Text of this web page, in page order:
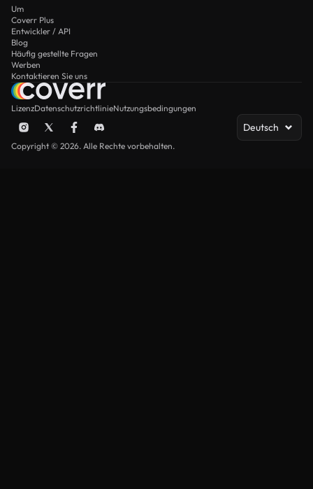
Um
Coverr Plus
Entwickler / API
Blog
Häufig gestellte Fragen
Werben
Kontaktieren Sie uns
LizenzDatenschutzrichtlinieNutzungsbedingungen
Deutsch
Copyright © 2026. Alle Rechte vorbehalten.